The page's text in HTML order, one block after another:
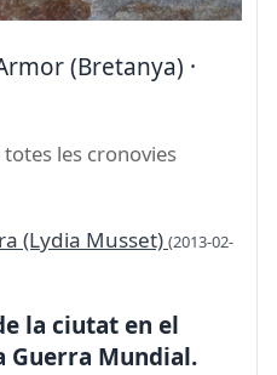
(Bretanya) ·
totes les cronovies
(Lydia Musset) (2013-02-
la ciutat en el
Guerra Mundial.